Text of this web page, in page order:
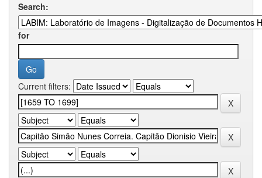
Search:
for
Current filters: